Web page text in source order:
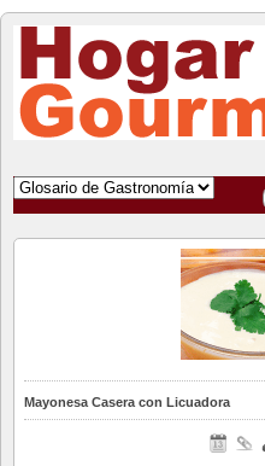
COMIDA GOURMET PARA
Mayonesa Casera con Licuadora